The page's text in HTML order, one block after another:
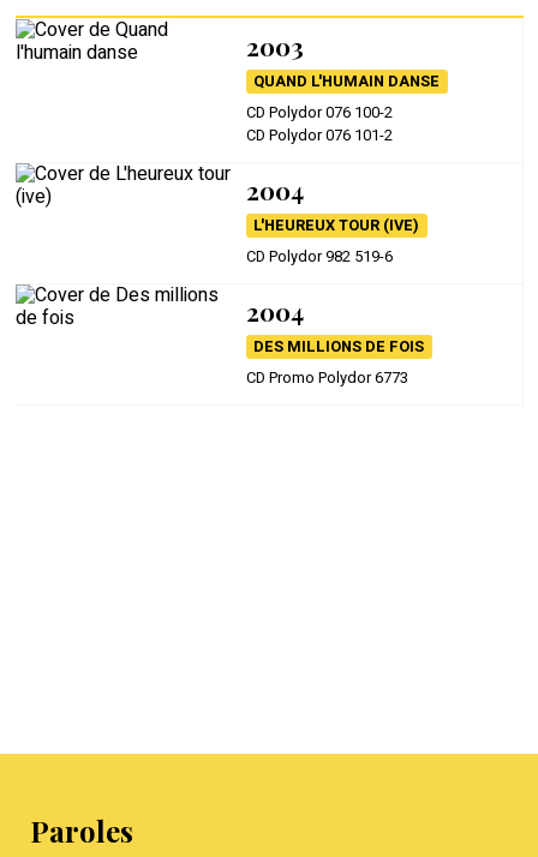
2003
QUAND L'HUMAIN DANSE
CD Polydor 076 100-2
CD Polydor 076 101-2
2004
L'HEUREUX TOUR (IVE)
CD Polydor 982 519-6
2004
DES MILLIONS DE FOIS
CD Promo Polydor 6773
Paroles